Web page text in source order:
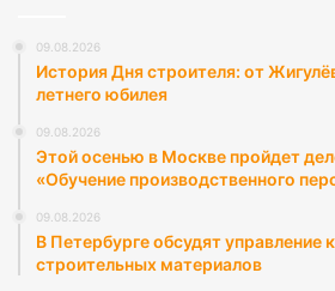
09.08.2026
История Дня строителя: от
летнего юбилея
09.08.2026
Этой осенью в Москве пройдет
«Обучение производственного
09.08.2026
В Петербурге обсудят управление
строительных материалов